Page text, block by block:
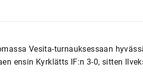
Vesita-turnauksessaan
ensin Kyrklätts IF:n 3-0, sitten